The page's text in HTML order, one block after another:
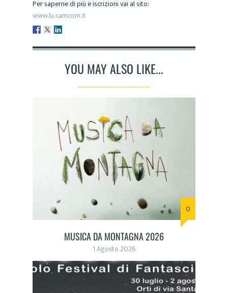
Per saperne di più e iscrizioni vai al sito:
www.lu.camcom.it
YOU MAY ALSO LIKE...
0
MUSICA DA MONTAGNA 2026
1 Agosto 2026